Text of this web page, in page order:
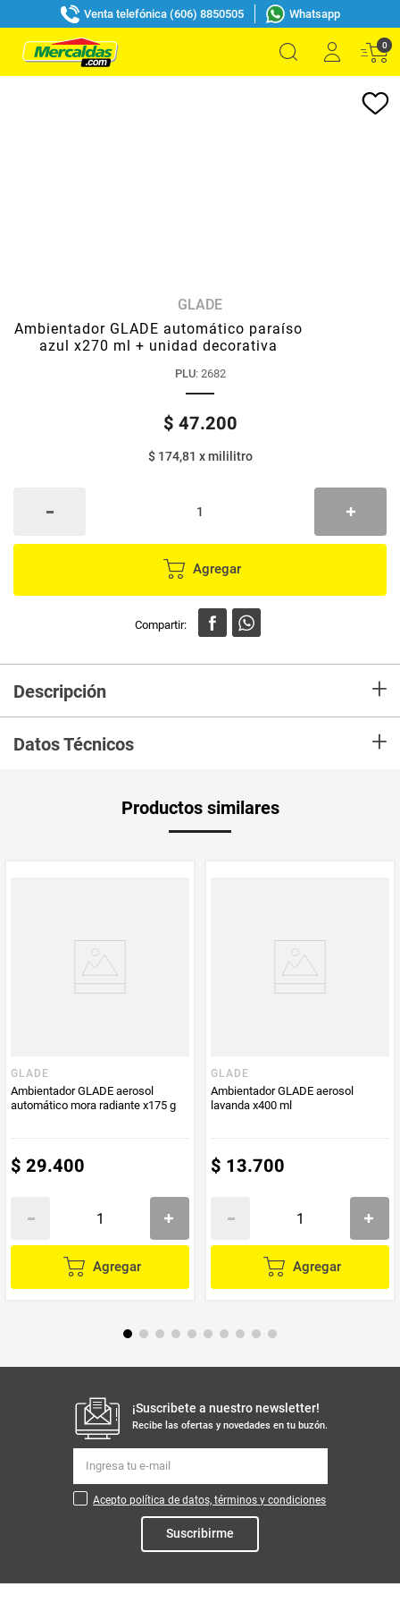
Venta telefónica (606) 8850505 Whatsapp
0
GLADE
Ambientador GLADE automático paraíso
azul x270 ml + unidad decorativa
PLU: 2682
$ 47.200
$ 174,81 xmililitro
Agregar
Descripción +
Datos Técnicos +
PUM - Unidad
de Medida
Productos similares
GLADE
Ambientador GLADE aerosol
automático mora radiante x175 g
$ 29.400
Agregar
GLADE
Ambientador GLADE aerosol
lavanda x400 ml
$ 13.700
Agregar
¡Suscribete a nuestro newsletter!
Recibe las ofertas y novedades en tu buzón.
Acepto política de datos, términos y condiciones
Suscribirme